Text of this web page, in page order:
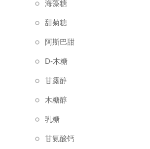
海藻糖
甜菊糖
阿斯巴甜
D-木糖
甘露醇
木糖醇
乳糖
甘氨酸钙